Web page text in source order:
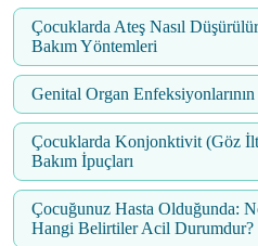
Çocuklarda Ateş Nasıl
Bakım Yöntemleri
Genital Organ
Çocuklarda Konjonktivit (Göz
Bakım İpuçları
Çocuğunuz Hasta Olduğunda:
Hangi Belirtiler Acil Durumdur?